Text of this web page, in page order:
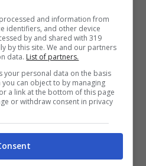
arredo urbano con
delle “autorizzazioni
ereditate dal settore
che conserva l’edilizia
istituzionalizzato
potrebbe essere il primo.
l’assistenza agliorgani
and information from
identifiers, and other device
by and shared with 319
by this site. We and our partners
data. List of partners.
your personal data on the basis
can object to by managing
a link at the bottom of this page
or withdraw consent in privacy